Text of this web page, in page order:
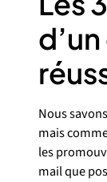
Nous
mais
les
mail que